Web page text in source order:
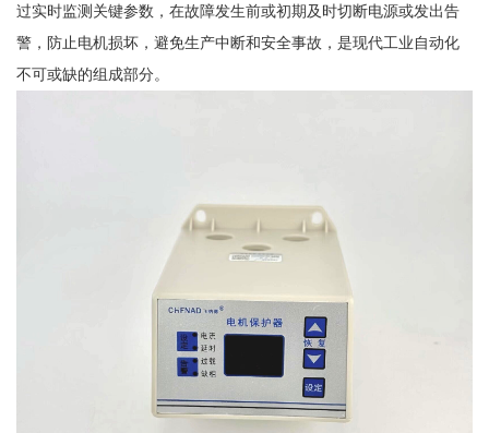
过实时监测关键参数，在故障发生前或初期及时切断电源或发出告
警，防止电机损坏，避免生产中断和安全事故，是现代工业自动化
不可或缺的组成部分。